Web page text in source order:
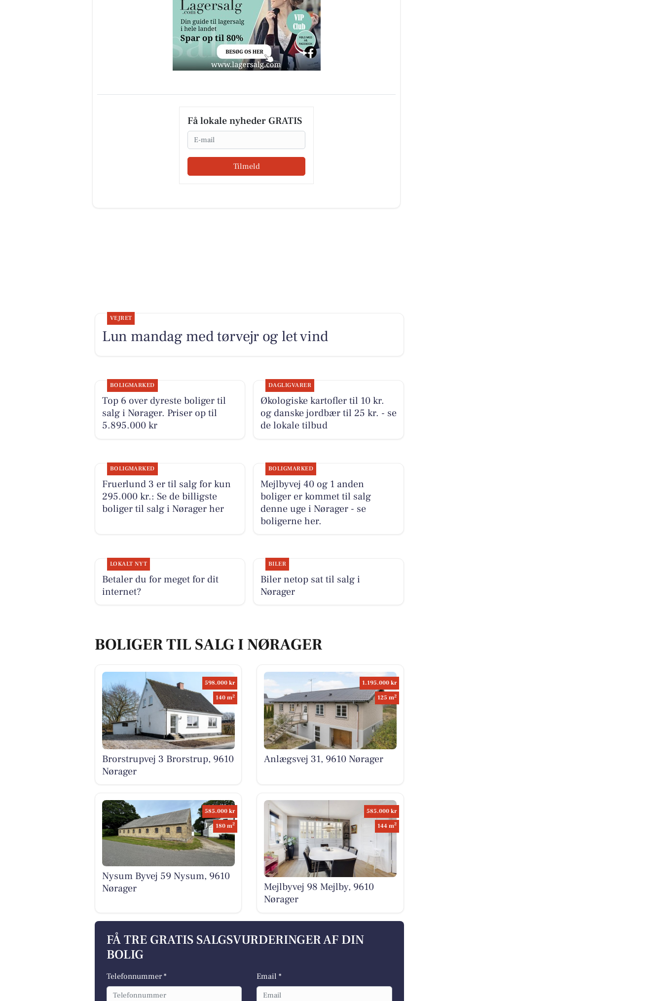
Få lokale nyheder GRATIS
Email
Tilmeld
VEJRET
Lun mandag med tørvejr og let vind
BOLIGMARKED
Top 6 over dyreste boliger til
salg i Nørager. Priser op til
5.895.000 kr
DAGLIGVARER
Økologiske kartofler til 10 kr.
og danske jordbær til 25 kr. - se
de lokale tilbud
BOLIGMARKED
Fruerlund 3 er til salg for kun
295.000 kr.: Se de billigste
boliger til salg i Nørager her
BOLIGMARKED
Mejlbyvej 40 og 1 anden
boliger er kommet til salg
denne uge i Nørager - se
boligerne her.
LOKALT NYT
Betaler du for meget for dit
internet?
BILER
Biler netop sat til salg i
Nørager
BOLIGER TIL SALG I NØRAGER
598.000 kr
140 m2
Brorstrupvej 3 Brorstrup, 9610
Nørager
1.195.000 kr
125 m2
Anlægsvej 31, 9610 Nørager
585.000 kr
180 m2
Nysum Byvej 59 Nysum, 9610
Nørager
585.000 kr
144 m2
Mejlbyvej 98 Mejlby, 9610
Nørager
FÅ TRE GRATIS SALGSVURDERINGER AF DIN
BOLIG
Telefonnummer * Email *